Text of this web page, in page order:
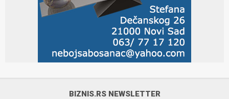
BIZNIS.RS NEWSLETTER